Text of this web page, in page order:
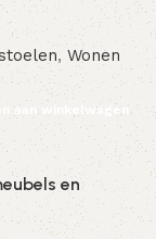
, Wonen
aan winkelwagen
en